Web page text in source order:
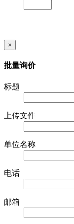
×
批量询价
标题
上传文件
单位名称
电话
邮箱